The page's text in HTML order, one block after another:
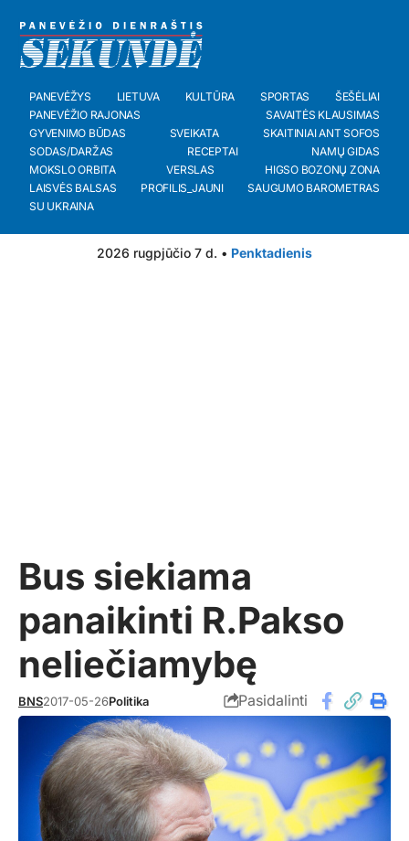
PANEVĖŽYS LIETUVA KULTŪRA SPORTAS
ŠEŠĖLIAI
PANEVĖŽIO RAJONAS
SAVAITĖS KLAUSIMAS
GYVENIMO BŪDAS
SVEIKATA
SKAITINIAI ANT SOFOS
SODAS/DARŽAS
RECEPTAI
NAMŲ GIDAS
MOKSLO ORBITA
VERSLAS
HIGSO BOZONŲ ZONA
LAISVĖS BALSAS
PROFILIS_JAUNI
SAUGUMO BAROMETRAS
SU UKRAINA
2026 rugpjūčio 7 d. • Penktadienis
Bus siekiama
panaikinti R.Pakso
neliečiamybę
BNS2017-05-26Politika Pasidalinti